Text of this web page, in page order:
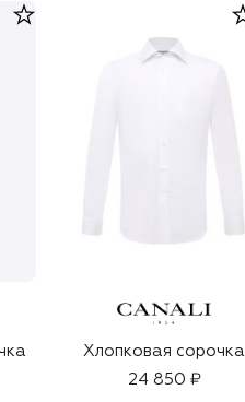
Хлопковая сорочка
24 850 ₽